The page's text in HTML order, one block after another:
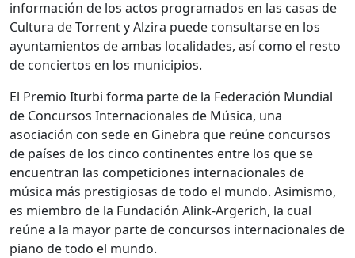
información de los actos programados en las casas de
Cultura de Torrent y Alzira puede consultarse en los
ayuntamientos de ambas localidades, así como el resto
de conciertos en los municipios.
El Premio Iturbi forma parte de la Federación Mundial
de Concursos Internacionales de Música, una
asociación con sede en Ginebra que reúne concursos
de países de los cinco continentes entre los que se
encuentran las competiciones internacionales de
música más prestigiosas de todo el mundo. Asimismo,
es miembro de la Fundación Alink-Argerich, la cual
reúne a la mayor parte de concursos internacionales de
piano de todo el mundo.